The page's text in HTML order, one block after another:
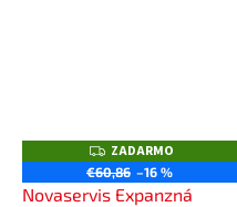
Z
A
D
A
ZADARMO
€60,86 –16 %
Novaservis Expanzná